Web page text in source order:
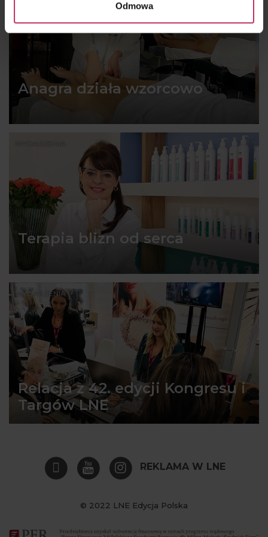
Odmowa
Anagra działa wzorcowo
WYDARZENIA
Terapia blizn od serca
WYDARZENIA
Relacja z 42. edycji Kongresu i
Targów LNE
REKLAMA W LNE
© 2022 LNE Edycja Polska